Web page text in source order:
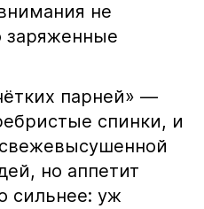
не
заряженные
парней» —
спинки, и
но аппетит
сильнее: уж